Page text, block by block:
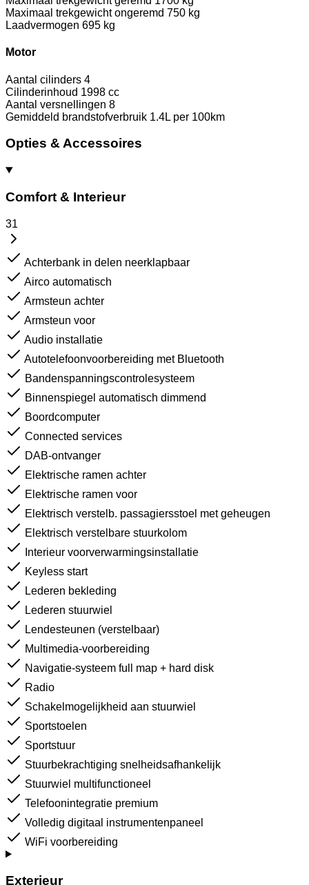
Maximaal trekgewicht ongeremd 750 kg
Laadvermogen 695 kg
Motor
Aantal cilinders 4
Cilinderinhoud 1998 cc
Aantal versnellingen 8
Gemiddeld brandstofverbruik 1.4L per 100km
Opties & Accessoires
Comfort & Interieur
31
Achterbank in delen neerklapbaar
Airco automatisch
Armsteun achter
Armsteun voor
Audio installatie
Autotelefoonvoorbereiding met Bluetooth
Bandenspanningscontrolesysteem
Binnenspiegel automatisch dimmend
Boordcomputer
Connected services
DAB-ontvanger
Elektrische ramen achter
Elektrische ramen voor
Elektrisch verstelb. passagiersstoel met geheugen
Elektrisch verstelbare stuurkolom
Interieur voorverwarmingsinstallatie
Keyless start
Lederen bekleding
Lederen stuurwiel
Lendesteunen (verstelbaar)
Multimedia-voorbereiding
Navigatie-systeem full map + hard disk
Radio
Schakelmogelijkheid aan stuurwiel
Sportstoelen
Sportstuur
Stuurbekrachtiging snelheidsafhankelijk
Stuurwiel multifunctioneel
Telefoonintegratie premium
Volledig digitaal instrumentenpaneel
WiFi voorbereiding
Exterieur